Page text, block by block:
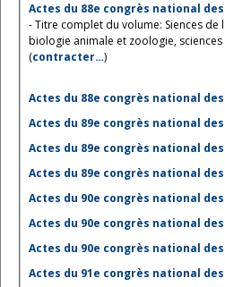
Actes du 88e congrès national
- Titre complet du volume: Siences
biologie animale et zoologie,
(contracter…)
Actes du 88e congrès national
Actes du 89e congrès national
Actes du 89e congrès national
Actes du 89e congrès national
Actes du 90e congrès national
Actes du 90e congrès national
Actes du 90e congrès national
Actes du 91e congrès national